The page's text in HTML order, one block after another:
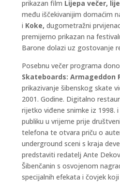
prikazan film Lijepa večer,
među iščekivanijim domaćim
i Koke, dugometražni
premijerno prikazan na
Barone dolazi uz gostovanje
Posebnu večer programa
Skateboards: Armageddon
prikazivanje šibenskog skate
2001. Godine. Digitalno
rijetko viđene snimke iz 1998.
publiku u vrijeme prije
telefona te otvara priču o
underground sceni s kraja
predstaviti redatelj Ante
Šibenčanin s osvojenom
specijalnih efekata i čovjek